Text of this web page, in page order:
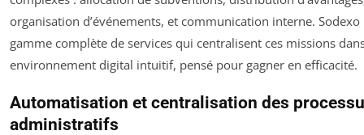
organisation d’événements, et communication interne.
gamme complète de services qui centralisent ces missions
environnement digital intuitif, pensé pour gagner en efficacité.
Automatisation et centralisation des
administratifs